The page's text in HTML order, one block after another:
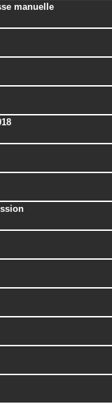
manuelle